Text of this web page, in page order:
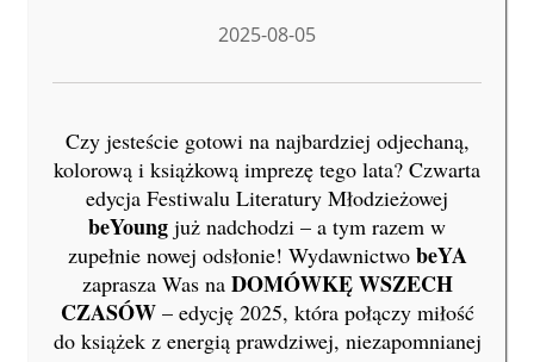
2025-08-05
Czy jesteście gotowi na najbardziej odjechaną,
kolorową i książkową imprezę tego lata? Czwarta
edycja Festiwalu Literatury Młodzieżowej
beYoung już nadchodzi – a tym razem w
zupełnie nowej odsłonie! Wydawnictwo beYA
zaprasza Was na DOMÓWKĘ WSZECH
CZASÓW– edycję 2025, która połączy miłość
do książek z energią prawdziwej, niezapomnianej